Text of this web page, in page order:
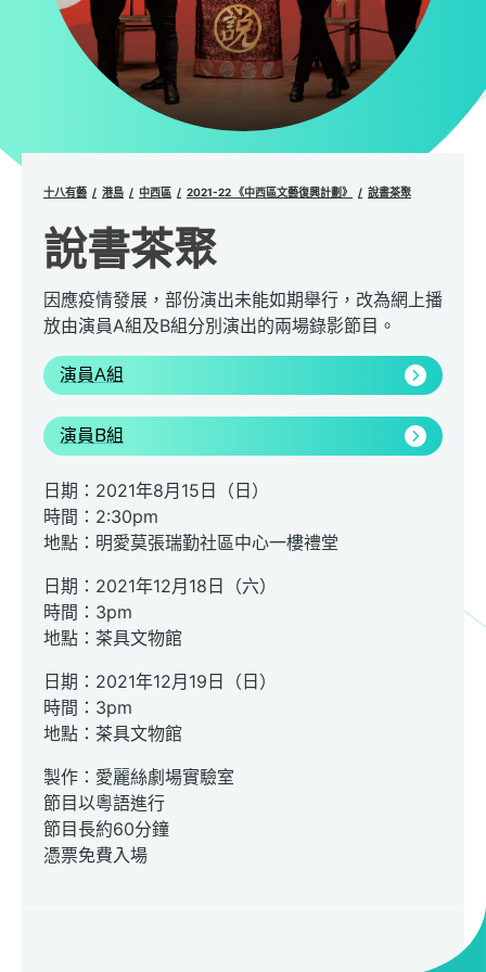
十八有藝 港島 中西區 2021-22 《中西區文藝復興計劃》 說書茶聚
說書茶聚
因應疫情發展，部份演出未能如期舉行，改為網上播
放由演員A組及B組分別演出的兩場錄影節目。
演員A組
演員B組
日期：2021年8月15日（日）
時間：2:30pm
地點：明愛莫張瑞勤社區中心一樓禮堂
日期：2021年12月18日（六）
時間：3pm
地點：茶具文物館
日期：2021年12月19日（日）
時間：3pm
地點：茶具文物館
製作：愛麗絲劇場實驗室
節目以粵語進行
節目長約60分鐘
憑票免費入場